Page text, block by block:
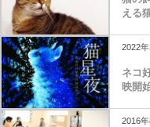
える
2022
ネコ
映開
2016